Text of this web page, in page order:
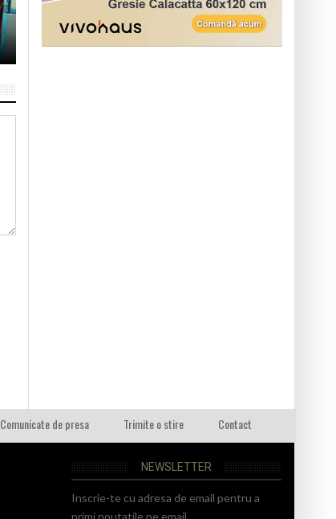
Comunicate de presa Trimite o stire Contact
NEWSLETTER
Inscrie-te cu adresa de email pentru a
primi noutatile pe email.